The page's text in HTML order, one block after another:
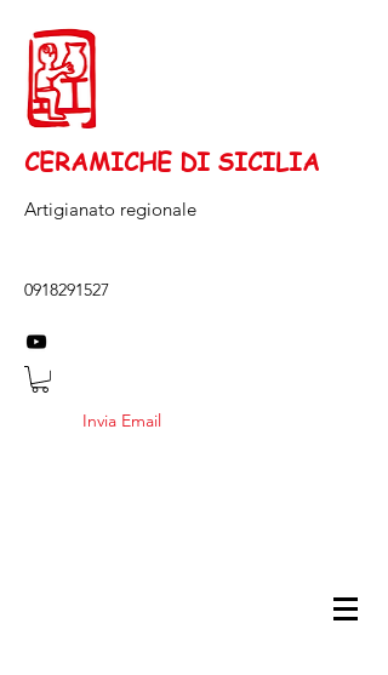
CERAMICHE DI SICILIA
Artigianato regionale
0918291527
Invia Email